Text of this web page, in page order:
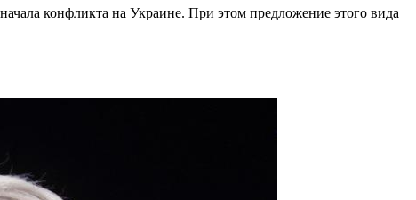
конфликта на Украине. При этом предложение этого вида